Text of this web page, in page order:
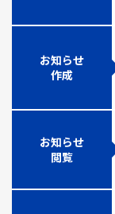
お知らせ
作成
お知らせ
閲覧